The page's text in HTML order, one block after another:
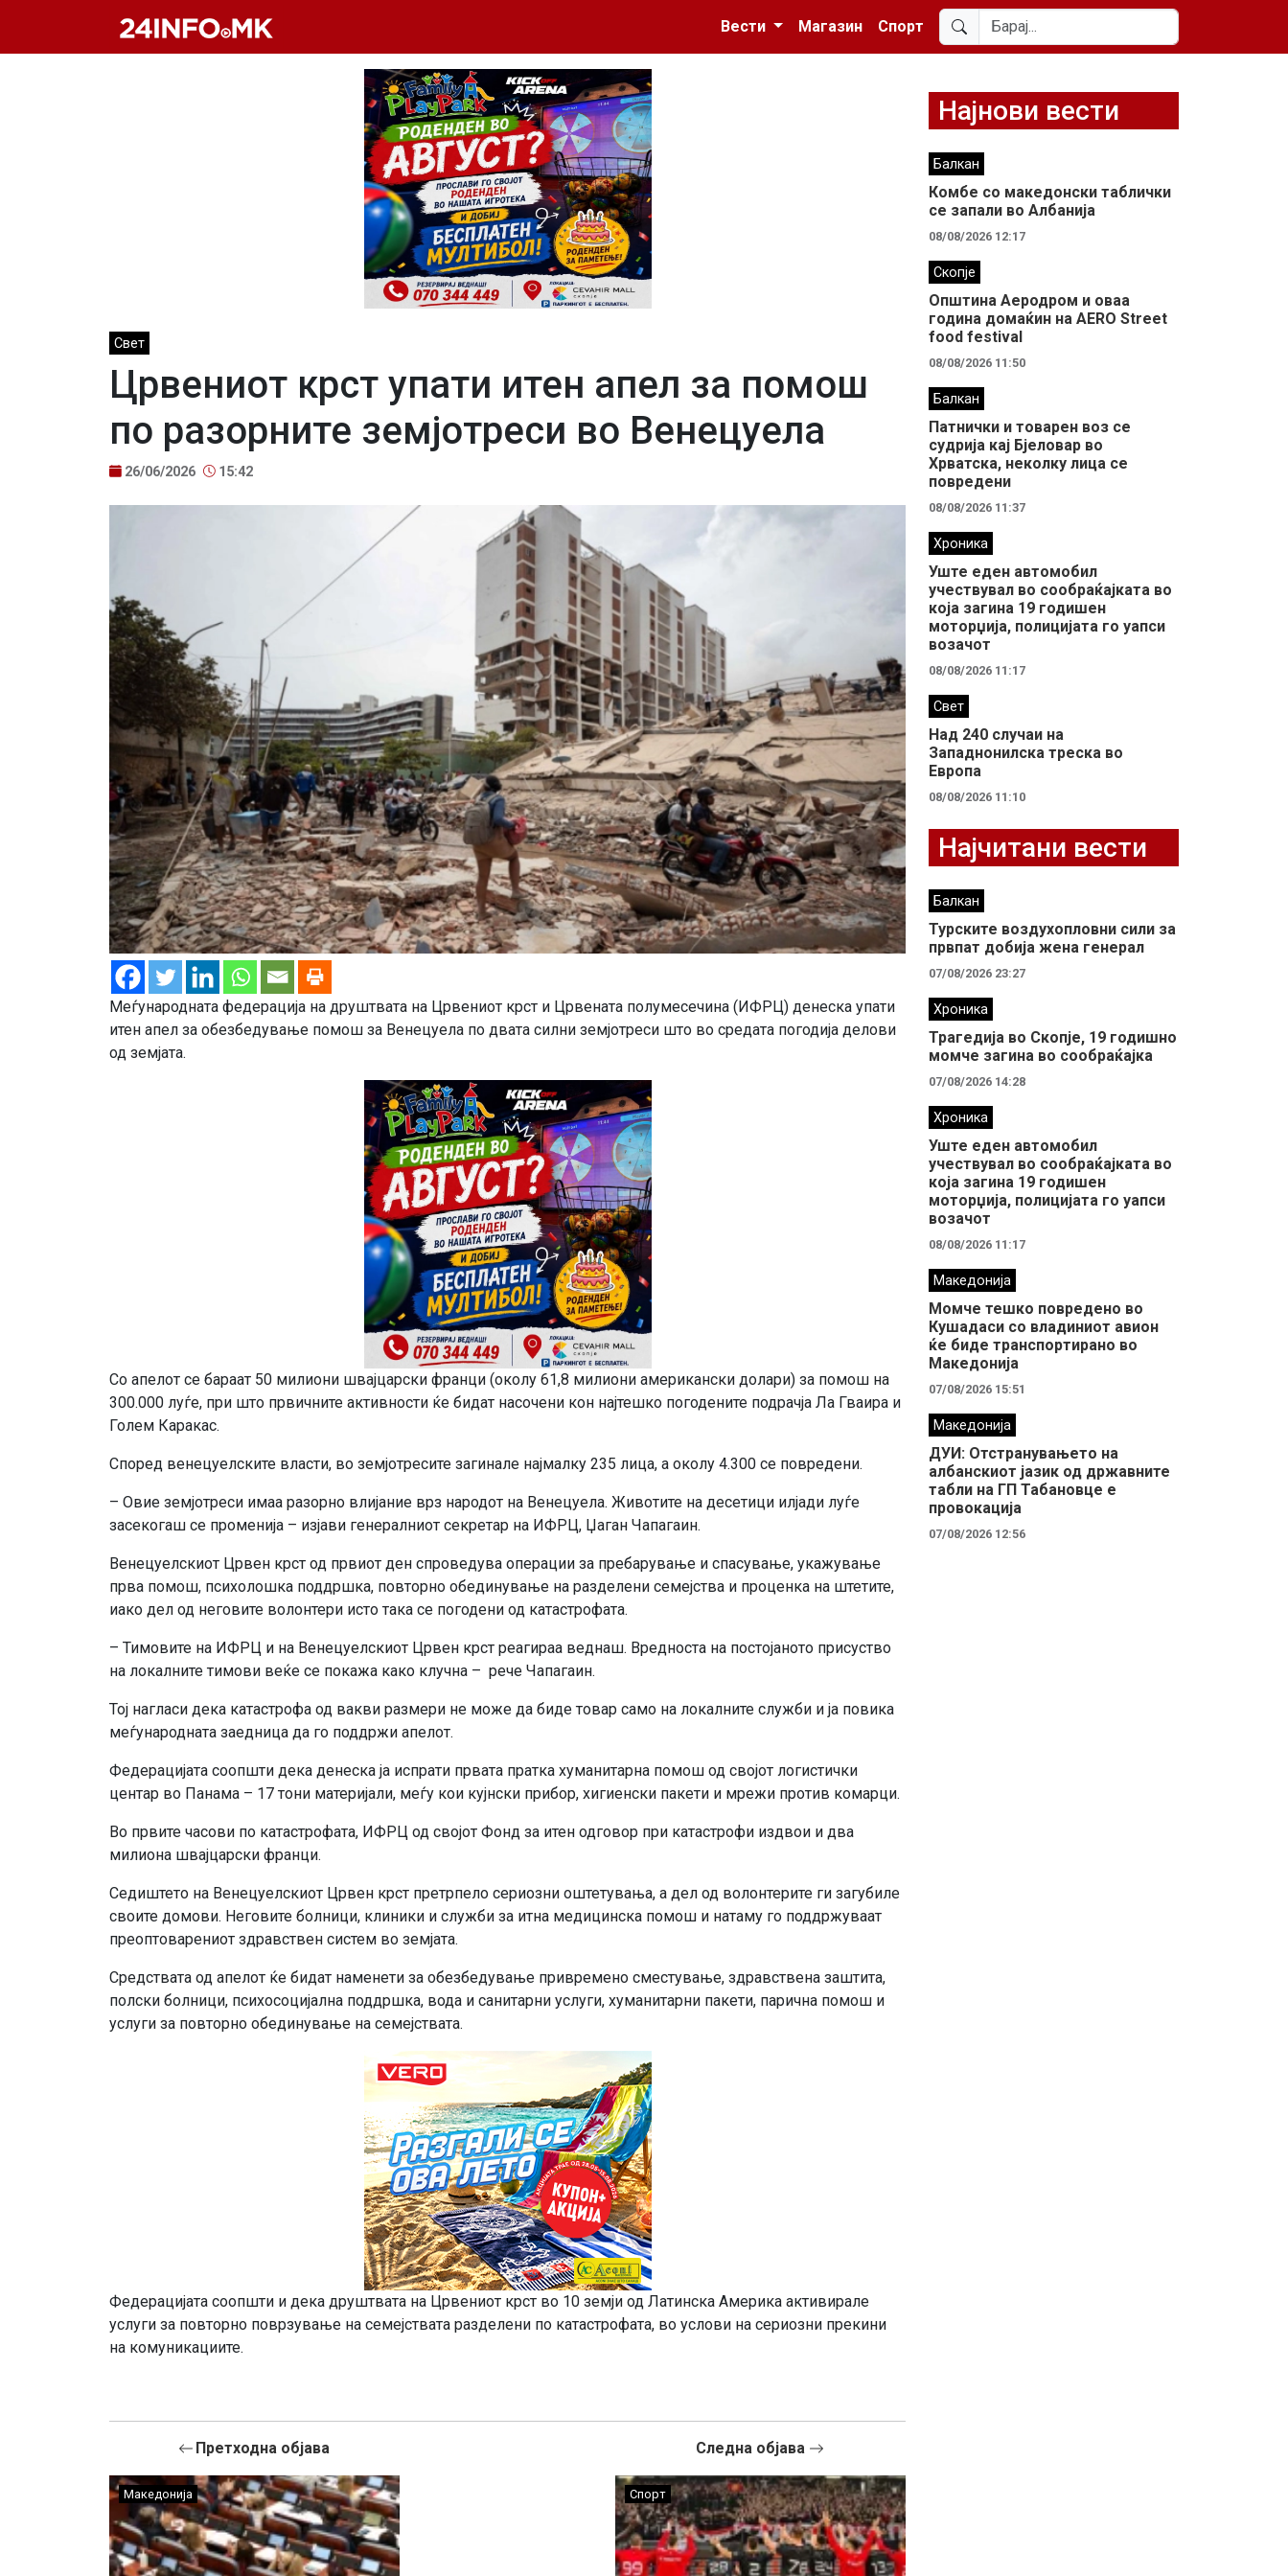
Вести
Магазин Спорт
Свет
Црвениот крст упати итен апел за помош
по разорните земјотреси во Венецуела
26/06/2026 15:42
Меѓународната федерација на друштвата на Црвениот крст и Црвената полумесечина (ИФРЦ) денеска упати
итен апел за обезбедување помош за Венецуела по двата силни земјотреси што во средата погодија делови
од земјата.
Со апелот се бараат 50 милиони швајцарски франци (околу 61,8 милиони американски долари) за помош на
300.000 луѓе, при што првичните активности ќе бидат насочени кон најтешко погодените подрачја Ла Гваира и
Голем Каракас.
Според венецуелските власти, во земјотресите загинале најмалку 235 лица, а околу 4.300 се повредени.
– Овие земјотреси имаа разорно влијание врз народот на Венецуела. Животите на десетици илјади луѓе
засекогаш се променија – изјави генералниот секретар на ИФРЦ, Џаган Чапагаин.
Венецуелскиот Црвен крст од првиот ден спроведува операции за пребарување и спасување, укажување
прва помош, психолошка поддршка, повторно обединување на разделени семејства и проценка на штетите,
иако дел од неговите волонтери исто така се погодени од катастрофата.
– Тимовите на ИФРЦ и на Венецуелскиот Црвен крст реагираа веднаш. Вредноста на постојаното присуство
на локалните тимови веќе се покажа како клучна – рече Чапагаин.
Тој нагласи дека катастрофа од вакви размери не може да биде товар само на локалните служби и ја повика
меѓународната заедница да го поддржи апелот.
Федерацијата соопшти дека денеска ја испрати првата пратка хуманитарна помош од својот логистички
центар во Панама – 17 тони материјали, меѓу кои кујнски прибор, хигиенски пакети и мрежи против комарци.
Во првите часови по катастрофата, ИФРЦ од својот Фонд за итен одговор при катастрофи издвои и два
милиона швајцарски франци.
Седиштето на Венецуелскиот Црвен крст претрпело сериозни оштетувања, а дел од волонтерите ги загубиле
своите домови. Неговите болници, клиники и служби за итна медицинска помош и натаму го поддржуваат
преоптоварениот здравствен систем во земјата.
Средствата од апелот ќе бидат наменети за обезбедување привремено сместување, здравствена заштита,
полски болници, психосоцијална поддршка, вода и санитарни услуги, хуманитарни пакети, парична помош и
услуги за повторно обединување на семејствата.
Федерацијата соопшти и дека друштвата на Црвениот крст во 10 земји од Латинска Америка активирале
услуги за повторно поврзување на семејствата разделени по катастрофата, во услови на сериозни прекини
на комуникациите.
Претходна објава
Македонија
Следна објава
Спорт
Најнови вести
Балкан
Комбе со македонски таблички
се запали во Албанија
08/08/2026 12:17
Скопје
Општина Аеродром и оваа
година домаќин на AERO Street
food festival
08/08/2026 11:50
Балкан
Патнички и товарен воз се
судрија кај Бјеловар во
Хрватска, неколку лица се
повредени
08/08/2026 11:37
Хроника
Уште еден автомобил
учествувал во сообраќајката во
која загина 19 годишен
моторџија, полицијата го уапси
возачот
08/08/2026 11:17
Свет
Над 240 случаи на
Западнонилска треска во
Европа
08/08/2026 11:10
Најчитани вести
Балкан
Турските воздухопловни сили за
првпат добија жена генерал
07/08/2026 23:27
Хроника
Трагедија во Скопје, 19 годишно
момче загина во сообраќајка
07/08/2026 14:28
Хроника
Уште еден автомобил
учествувал во сообраќајката во
која загина 19 годишен
моторџија, полицијата го уапси
возачот
08/08/2026 11:17
Македонија
Момче тешко повредено во
Кушадаси со владиниот авион
ќе биде транспортирано во
Македонија
07/08/2026 15:51
Македонија
ДУИ: Отстранувањето на
албанскиот јазик од државните
табли на ГП Табановце е
провокација
07/08/2026 12:56